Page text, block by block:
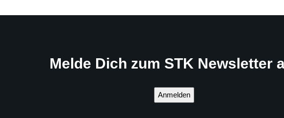
Melde Dich zum STK Newsletter
Anmelden